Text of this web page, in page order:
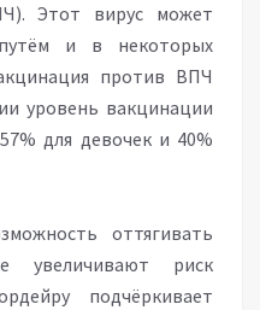
Этот вирус может
и в некоторых
против ВПЧ
уровень вакцинации
для девочек и 40%
оттягивать
увеличивают риск
подчёркивает